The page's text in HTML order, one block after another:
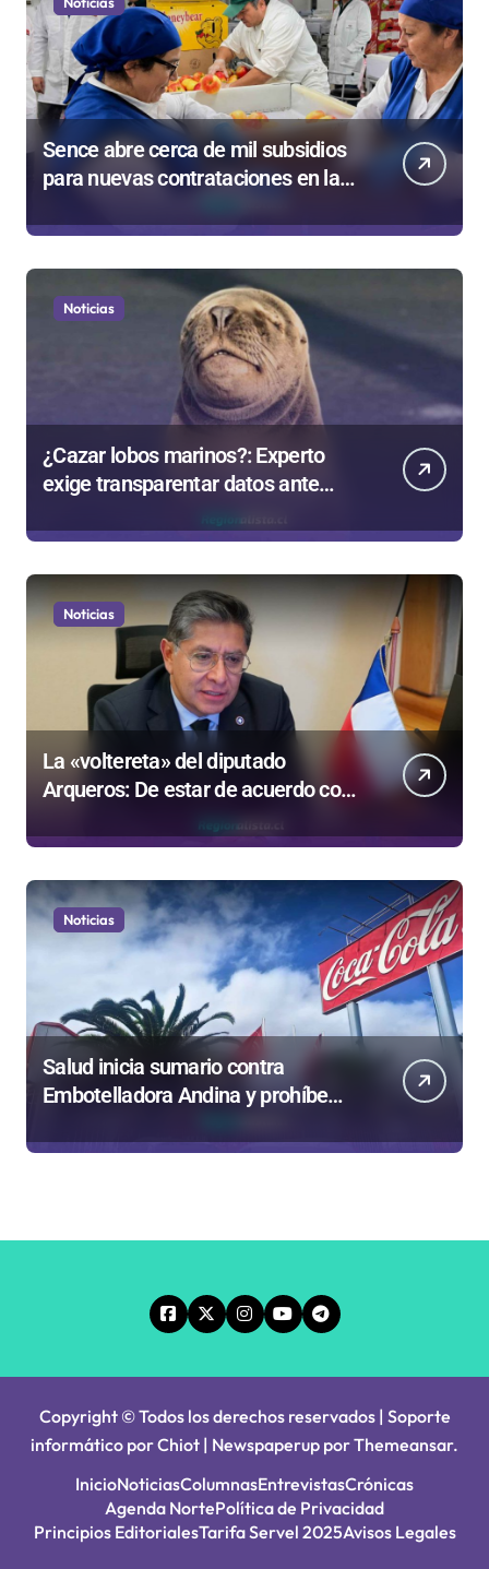
Sence abre cerca de mil subsidios
para nuevas contrataciones en la
Noticias
¿Cazar lobos marinos?: Experto
exige transparentar datos ante
Gobierno
Noticias
La «voltereta» del diputado
Arqueros: De estar de acuerdo con
privatizar Codelco a defender una
empresa 100% estatal
Noticias
Salud inicia sumario contra
Embotelladora Andina y prohíbe
laborales
Copyright © Todos los derechos reservados | Soporte
informático por Chiot | Newspaperup porThemeansar.
InicioNoticiasColumnasEntrevistasCrónicas
Agenda NortePolítica de Privacidad
Principios EditorialesTarifa Servel 2025Avisos Legales